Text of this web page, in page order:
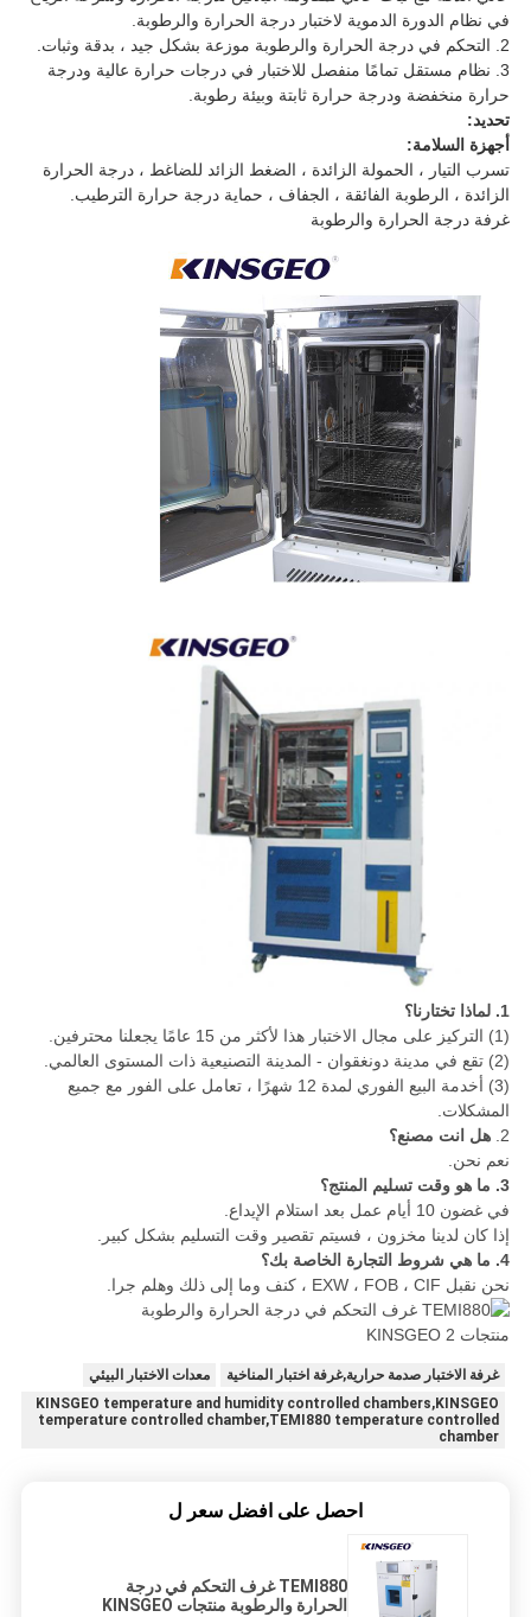
في نظام الدورة الدموية لاختبار درجة الحرارة والرطوبة.
2. التحكم في درجة الحرارة والرطوبة موزعة بشكل جيد ، بدقة وثبات.
3. نظام مستقل تمامًا منفصل للاختبار في درجات حرارة عالية ودرجة
حرارة منخفضة ودرجة حرارة ثابتة وبيئة رطوبة.
تحديد:
أجهزة السلامة:
تسرب التيار ، الحمولة الزائدة ، الضغط الزائد للضاغط ، درجة الحرارة
الزائدة ، الرطوبة الفائقة ، الجفاف ، حماية درجة حرارة الترطيب.
غرفة درجة الحرارة والرطوبة
1. لماذا تختارنا؟
(1) التركيز على مجال الاختبار هذا لأكثر من 15 عامًا يجعلنا محترفين.
(2) تقع في مدينة دونغقوان - المدينة التصنيعية ذات المستوى العالمي.
(3) أ
خدمة البيع الفوري لمدة 12 شهرًا ، تعامل على الفور مع جميع
المشكلات.
2. هل انت مصنع؟
نعم نحن.
3. ما هو وقت تسليم المنتج؟
في غضون 10 أيام عمل بعد استلام الإيداع.
إذا كان لدينا مخزون ، فسيتم تقصير وقت التسليم بشكل كبير.
4. ما هي شروط التجارة الخاصة بك؟
نحن نقبل EXW ، FOB ، CIF ،
كنف وما إلى ذلك وهلم جرا.
غرفة الاختبار صدمة حرارية,غرفة اختبار المناخية
معدات الاختبار البيئي
KINSGEO temperature and humidity controlled chambers,KINSGEO
temperature controlled chamber,TEMI880 temperature controlled
chamber
احصل على افضل سعر ل
TEMI880 غرف التحكم في درجة
الحرارة والرطوبة منتجات KINSGEO